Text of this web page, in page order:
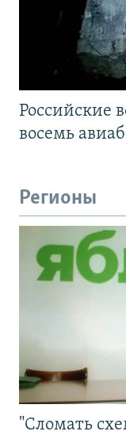
Российские
восемь
Регионы
"Сломать